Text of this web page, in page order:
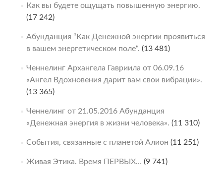
Как вы будете ощущать повышенную энергию.
(17 242)
Абунданция “Как Денежной энергии проявиться
в вашем энергетическом поле“. (13 481)
Ченнелинг Архангела Гавриила от 06.09.16
«Ангел Вдохновения дарит вам свои вибрации».
(13 365)
Ченнелинг от 21.05.2016 Абунданция
«Денежная энергия в жизни человека». (11 310)
События, связанные с планетой Алион (11 251)
Живая Этика. Время ПЕРВЫХ… (9 741)